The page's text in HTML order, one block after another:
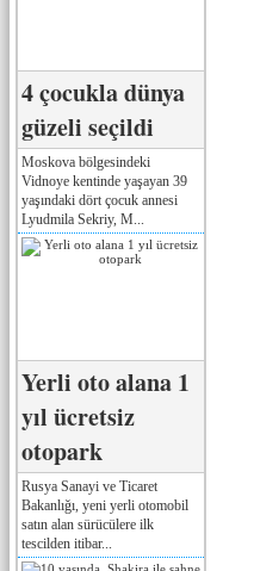
4 çocukla dünya
güzeli seçildi
Moskova bölgesindeki
Vidnoye kentinde yaşayan 39
yaşındaki dört çocuk annesi
Lyudmila Sekriy, M...
Yerli oto alana 1
yıl ücretsiz
otopark
Rusya Sanayi ve Ticaret
Bakanlığı, yeni yerli otomobil
satın alan sürücülere ilk
tescilden itibar...